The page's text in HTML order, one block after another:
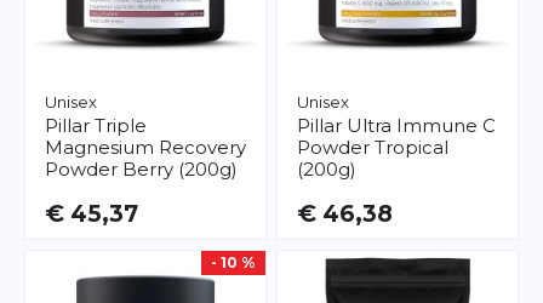
Unisex
Pillar Triple
Magnesium Recovery
Powder Berry (200g)
€ 45,37
Unisex
Pillar Ultra Immune C
Powder Tropical
(200g)
€ 46,38
- 10 %